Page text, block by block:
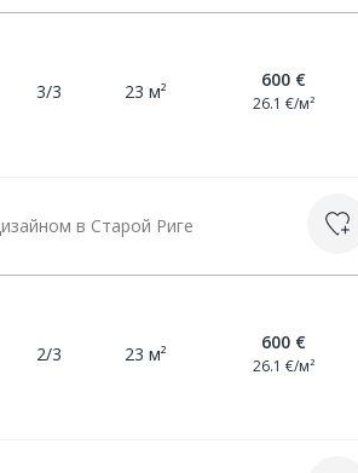
3/3 23 м²
600 €
26.1 €/м²
в Старой Риге
2/3 23 м²
600 €
26.1 €/м²